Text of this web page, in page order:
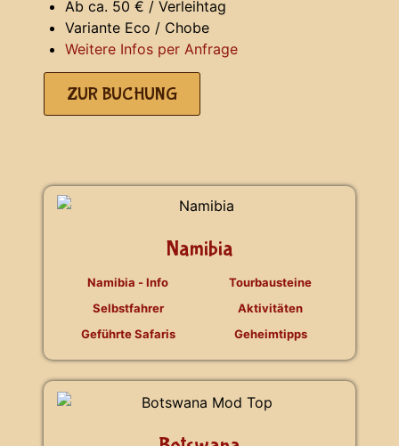
Ab ca. 50 € / Verleihtag
Variante Eco / Chobe
Weitere Infos per Anfrage
ZUR BUCHUNG
Namibia
Namibia - Info
Selbstfahrer
Geführte Safaris
Tourbausteine
Aktivitäten
Geheimtipps